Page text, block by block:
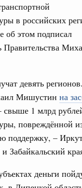
в российских
об этом подписал
Правительства
девять
Мишустин на
1 млрд
повреждённой
поддержку, –
Забайкальский
деньги
в сфере
перечень
НДФЛ
технологий
по
индустрия
и массовый